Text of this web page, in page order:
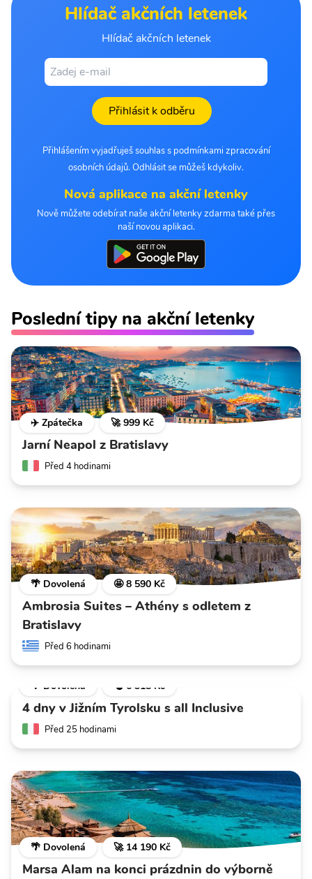
Hlídač akčních letenek
Hlídač akčních letenek
Přihlásit k odběru
Přihlášením vyjadřuješ souhlas s podmínkami zpracování
osobních údajů. Odhlásit se můžeš kdykoliv.
Nová aplikace na akční letenky
Nově můžete odebírat naše akční letenky zdarma také přes
naší novou aplikaci.
Poslední tipy na akční letenky
✈️ Zpátečka 🚀 999 Kč
Jarní Neapol z Bratislavy
Před 4 hodinami
🌴 Dovolená 🤩 8 590 Kč
Ambrosia Suites – Athény s odletem z
Bratislavy
Před 6 hodinami
🌴 Dovolená 💣 6 318 Kč
4 dny v Jižním Tyrolsku s all Inclusive
Před 25 hodinami
🌴 Dovolená 🚀 14 190 Kč
Marsa Alam na konci prázdnin do výborně